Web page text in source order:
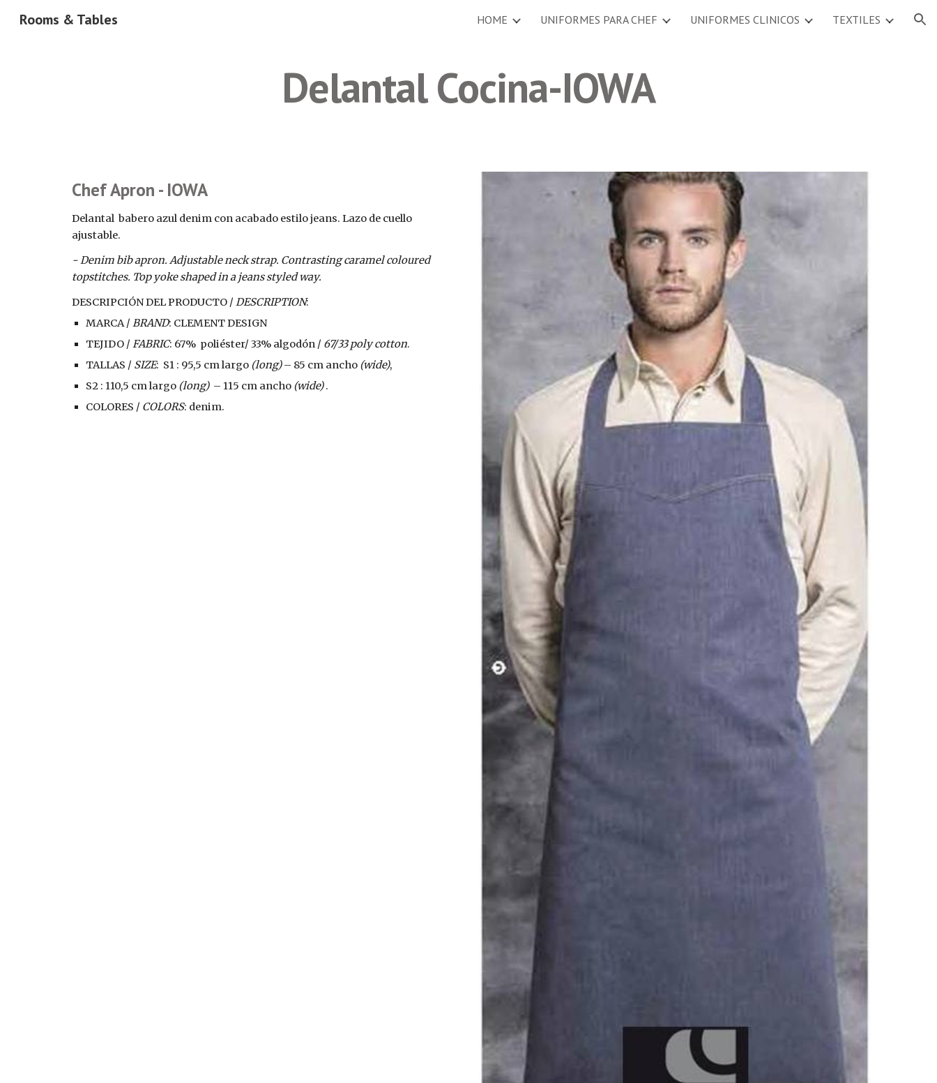
Skip to navigation
Rooms & Tables HOME UNIFORMES PARA CHEF UNIFORMES CLINICOS TEXTILES
Delantal Cocina-IOWA
Chef Apron - IOWA
Delantal  babero azul denim con acabado estilo jeans. Lazo de cuello
ajustable.
- Denim bib apron. Adjustable neck strap. Contrasting caramel coloured
topstitches. Top yoke shaped in a jeans styled way.
DESCRIPCIÓN DEL PRODUCTO / DESCRIPTION:
MARCA / BRAND: CLEMENT DESIGN
TEJIDO / FABRIC: 67%  poliéster/ 33% algodón / 67/33 poly cotton.
TALLAS / SIZE:  S1 : 95,5 cm largo (long) – 85 cm ancho (wide),
S2 : 110,5 cm largo (long)
  – 115 cm ancho
(wide) .
COLORES / COLORS: denim.